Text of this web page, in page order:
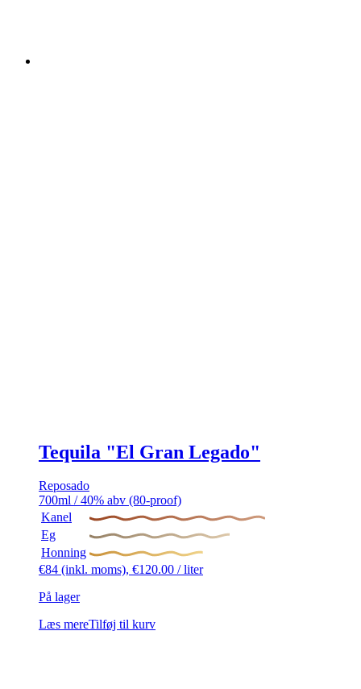
Tequila "El Gran Legado"
Reposado
700ml / 40% abv (80-proof)
Kanel
Eg
Honning
€84 (inkl. moms), €120.00 / liter
På lager
Læs mereTilføj til kurv